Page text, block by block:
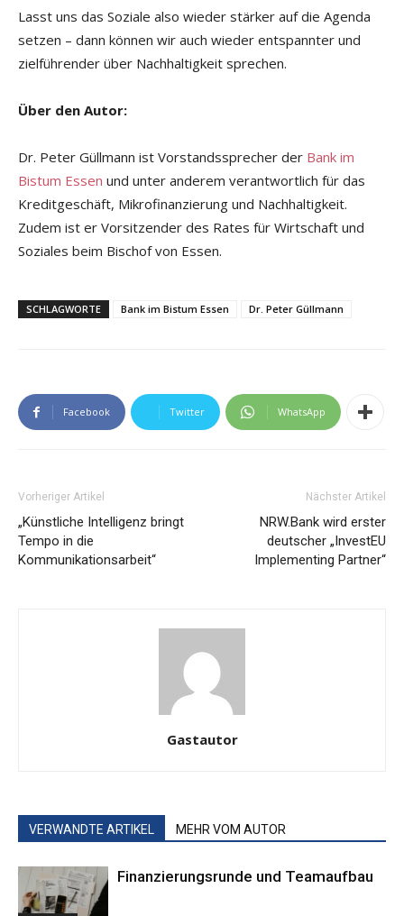
Lasst uns das Soziale also wieder stärker auf die Agenda
setzen – dann können wir auch wieder entspannter und
zielführender über Nachhaltigkeit sprechen.
Über den Autor:
Dr. Peter Güllmann ist Vorstandssprecher der Bank im
Bistum Essen und unter anderem verantwortlich für das
Kreditgeschäft, Mikrofinanzierung und Nachhaltigkeit.
Zudem ist er Vorsitzender des Rates für Wirtschaft und
Soziales beim Bischof von Essen.
SCHLAGWORTE Bank im Bistum Essen Dr. Peter Güllmann
Facebook Twitter WhatsApp
Vorheriger Artikel
„Künstliche Intelligenz bringt
Tempo in die
Kommunikationsarbeit“
Nächster Artikel
NRW.Bank wird erster
deutscher „InvestEU
Implementing Partner“
Gastautor
VERWANDTE ARTIKEL MEHR VOM AUTOR
Finanzierungsrunde und Teamaufbau